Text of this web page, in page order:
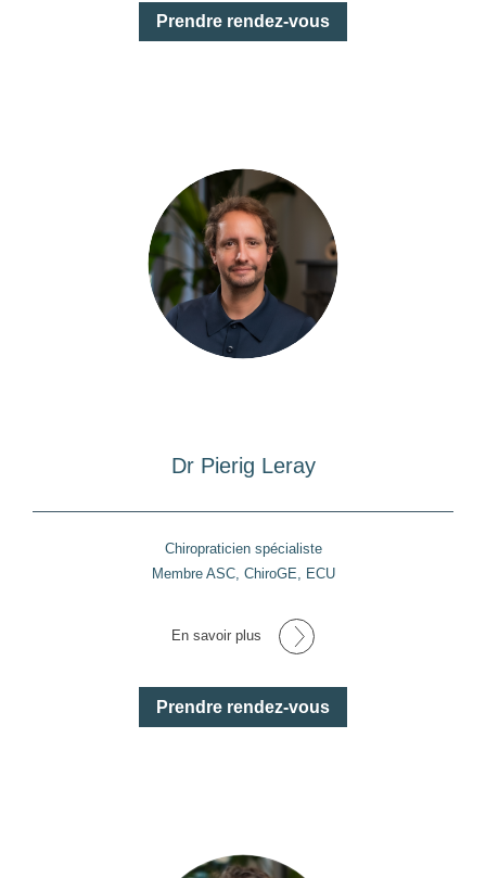
Prendre rendez-vous
Dr Pierig Leray
Chiropraticien spécialiste
Membre ASC, ChiroGE, ECU
En savoir plus
Prendre rendez-vous